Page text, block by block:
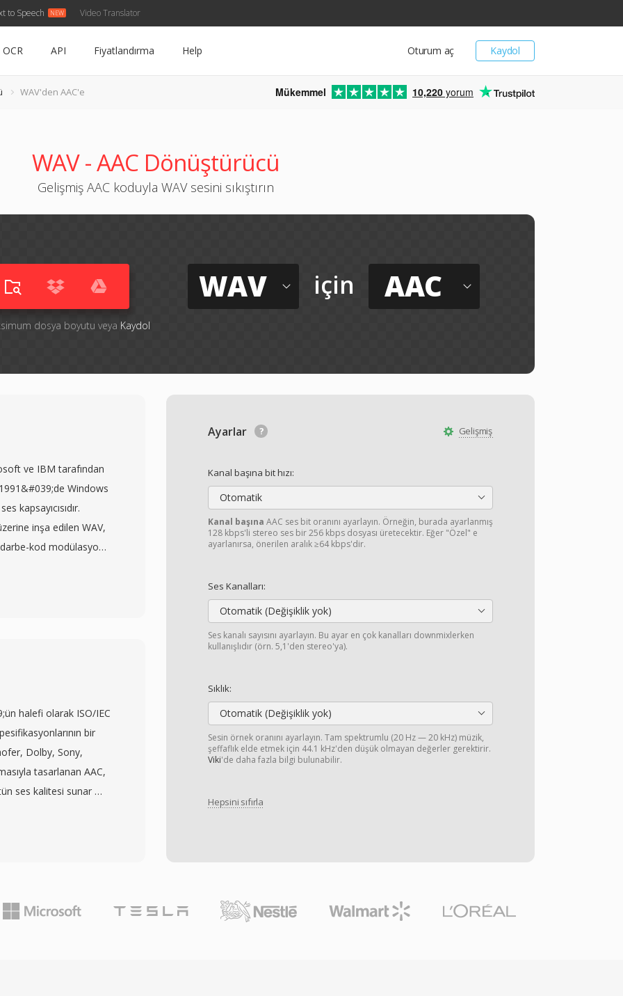
to Speech Video Translator
Kaydol
Oturum aç
OCR API Fiyatlandırma Help
WAV'den AAC'e Mükemmel 10,220 yorum
WAV - AAC Dönüştürücü
Gelişmiş AAC koduyla WAV sesini sıkıştırın
dosya boyutu veya Kaydol
WAV için AAC
Gelişmiş
Ayarlar
Kanal başına bit hızı:
Otomatik
Kanal başına AAC ses bit oranını ayarlayın. Örneğin, burada ayarlanmış
128 kbps'li stereo ses bir 256 kbps dosyası üretecektir. Eğer "Özel" e
ayarlanırsa, önerilen aralık ≥64 kbps'dir.
Ses Kanalları:
Otomatik (Değişiklik yok)
Ses kanalı sayısını ayarlayın. Bu ayar en çok kanalları downmixlerken
kullanışlıdır (örn. 5,1'den stereo'ya).
Sıklık:
Otomatik (Değişiklik yok)
Sesin örnek oranını ayarlayın. Tam spektrumlu (20 Hz — 20 kHz) müzik,
şeffaflık elde etmek için 44.1 kHz'den düşük olmayan değerler gerektirir.
Viki'de daha fazla bilgi bulunabilir.
Hepsini sıfırla
ve IBM tarafından
Windows
kapsayıcısıdır.
inşa edilen WAV,
kod modülasyonu
kanal sayısını
iş akışları
kayıplı
ve bu özellik
seçenek yapar. WAV
üst verileri
notlarına olanak
halefi olarak ISO/IEC
bir
Dolby, Sony,
tasarlanan AAC,
ses kalitesi sunar —
128 kbps MP3
İlk avantajı
ölçüde daha az